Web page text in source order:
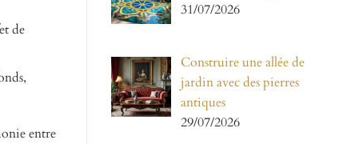
de
entre
31/07/2026
Construire une allée de
jardin avec des pierres
antiques
29/07/2026